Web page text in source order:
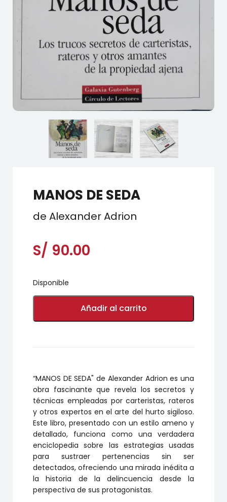
MANOS DE SEDA
de Alexander Adrion
S/ 90.00
Disponible
MANOS
SEDA
Añadir al carrito
“MANOS DE SEDA" de Alexander Adrion es una
obra fascinante que revela los secretos y
técnicas empleadas por carteristas, rateros
y otros expertos en el arte del hurto sigiloso.
Este libro, presentado con un estilo ameno y
detallado, funciona como una verdadera
enciclopedia sobre las estrategias usadas
para sustraer pertenencias sin ser
detectados, ofreciendo una mirada inédita a
la historia de la delincuencia desde la
perspectiva de sus protagonistas.